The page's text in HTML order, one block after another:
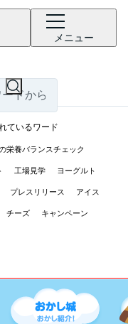
メニュー
ているワード
栄養バランスチェック
工場見学 ヨーグルト
プレスリリース アイス
チーズ キャンペーン